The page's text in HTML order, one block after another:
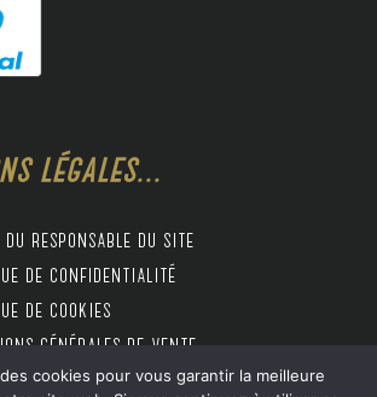
légales...
du responsable du site
de confidentialité
de cookies
générales de vente
cookies pour vous garantir la meilleure